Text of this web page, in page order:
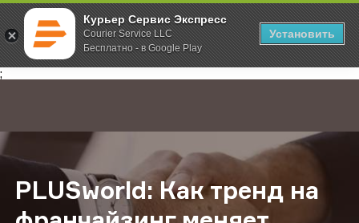
Курьер Сервис Экспресс
Courier Service LLC
Бесплатно - в Google Play
Установить
;
Главная О компании Новости PLUSworld: Как тренд на
PLUSworld: Как тренд на